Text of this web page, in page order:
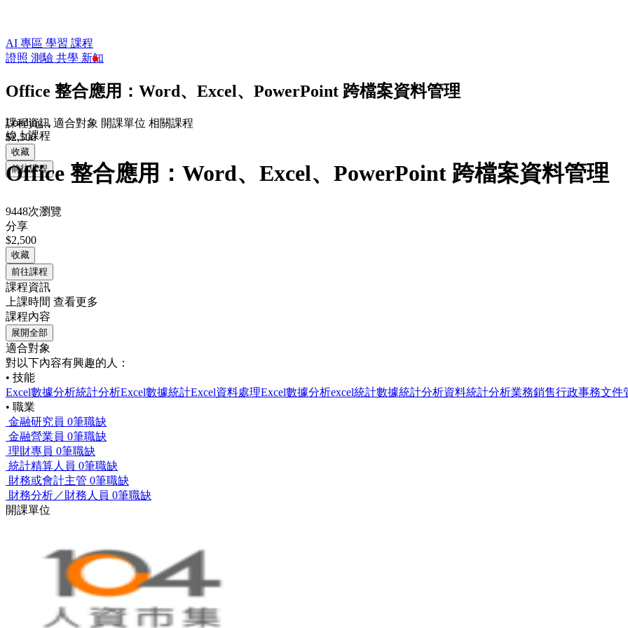
AI 專區 學習 課程
證照 測驗 共學 新知
Office 整合應用：Word、Excel、PowerPoint 跨檔案資料管理
課程資訊 適合對象 開課單位 相關課程
$2,500
收藏
前往課程
Loading...
線上課程
Office 整合應用：Word、Excel、PowerPoint 跨檔案資料管理
9448次瀏覽
分享
$2,500
收藏
前往課程
課程資訊
上課時間 查看更多
課程內容
展開全部
適合對象
對以下內容有興趣的人：
• 技能
Excel數據分析統計分析Excel數據統計Excel資料處理Excel數據分析excel統計數據統計分析資料統計分析業務銷售行政事務文件
• 職業
金融研究員 0筆職缺
金融營業員 0筆職缺
理財專員 0筆職缺
統計精算人員 0筆職缺
財務或會計主管 0筆職缺
財務分析／財務人員 0筆職缺
開課單位